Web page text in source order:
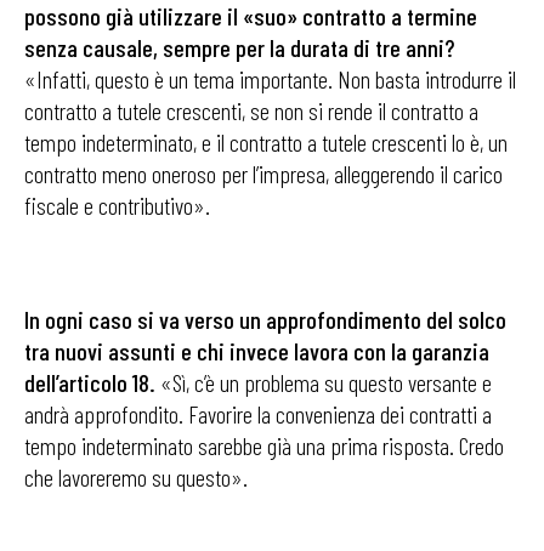
possono già utilizzare il «suo» contratto a termine
senza causale, sempre per la durata di tre anni?
«Infatti, questo è un tema importante. Non basta introdurre il
contratto a tutele crescenti, se non si rende il contratto a
tempo indeterminato, e il contratto a tutele crescenti lo è, un
contratto meno oneroso per l’impresa, alleggerendo il carico
fiscale e contributivo».
In ogni caso si va verso un approfondimento del solco
tra nuovi assunti e chi invece lavora con la garanzia
dell’articolo 18. «Sì, c’è un problema su questo versante e
andrà approfondito. Favorire la convenienza dei contratti a
tempo indeterminato sarebbe già una prima risposta. Credo
che lavoreremo su questo».